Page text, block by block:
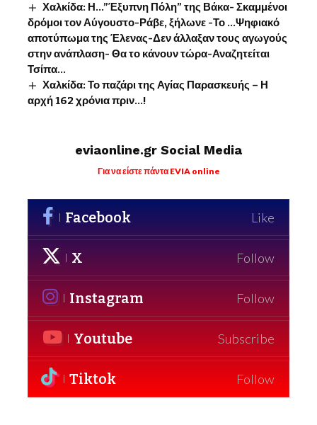
Χαλκίδα: Η…”Έξυπνη Πόλη” της Βάκα- Σκαμμένοι
δρόμοι τον Αύγουστο-Ράβε, ξήλωνε -Το …Ψηφιακό
αποτύπωμα της Έλενας-Δεν άλλαξαν τους αγωγούς
στην ανάπλαση- Θα το κάνουν τώρα-Αναζητείται
Τσίπα…
Χαλκίδα: Το παζάρι της Αγίας Παρασκευής – Η
αρχή 162 χρόνια πριν…!
eviaonline.gr Social Media
Για να είστε πάντα EVIA online
Facebook Like
X Follow
Instagram Follow
Youtube Subscribe
Tiktok Follow